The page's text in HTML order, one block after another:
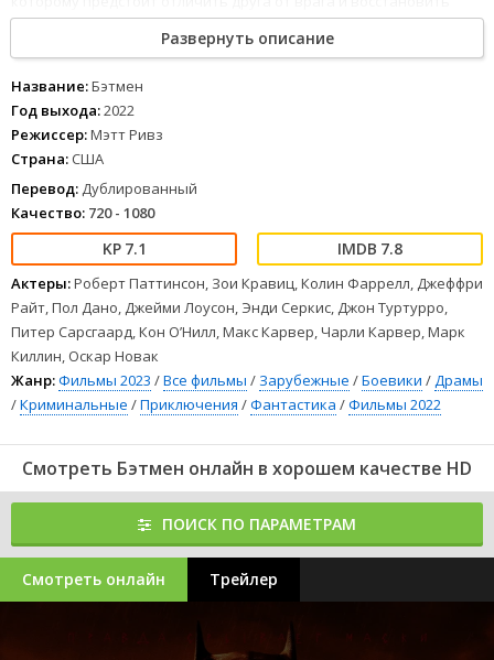
справедливость во имя Готэма.
7778798081828384858687888990919293949596979899
100Бэтмен (2022) вы можете смотреть онлайн бесплатно в
устройстве.
Развернуть описание
Название:Бэтмен
Год выхода:2022
Режиссер:Мэтт Ривз
Страна: США
Перевод: Дублированный
Качество: 720 - 1080
7.1 7.8
Актеры:Роберт Паттинсон, Зои Кравиц, Колин Фаррелл, Джеффри
Райт, Пол Дано, Джейми Лоусон, Энди Серкис, Джон Туртурро,
Питер Сарсгаард, Кон О’Нилл, Макс Карвер, Чарли Карвер, Марк
Киллин, Оскар Новак
Жанр:Фильмы 2023 /Все фильмы / Зарубежные /Боевики /Драмы
/Криминальные /Приключения /Фантастика /Фильмы 2022
Смотреть Бэтмен онлайн в хорошем качестве HD
ПОИСК ПО ПАРАМЕТРАМ
Смотреть онлайн Трейлер